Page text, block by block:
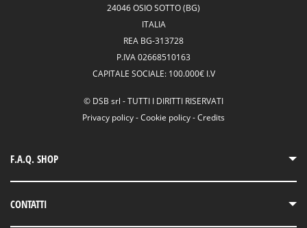
24046 OSIO SOTTO (BG)
ITALIA
REA BG-313728
P.IVA02668510163
CAPITALE SOCIALE: 100.000€ I.V
© DSB srl -TUTTI I DIRITTI RISERVATI
Privacy policy-Cookie policy-Credits
F.A.Q. SHOP
Gestione Resi
CONTATTI